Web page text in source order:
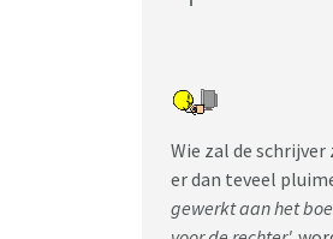
Wie zal de schrijver
er dan teveel
gewerkt aan het